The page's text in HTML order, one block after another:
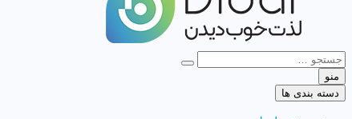
منو
دسته بندی ها